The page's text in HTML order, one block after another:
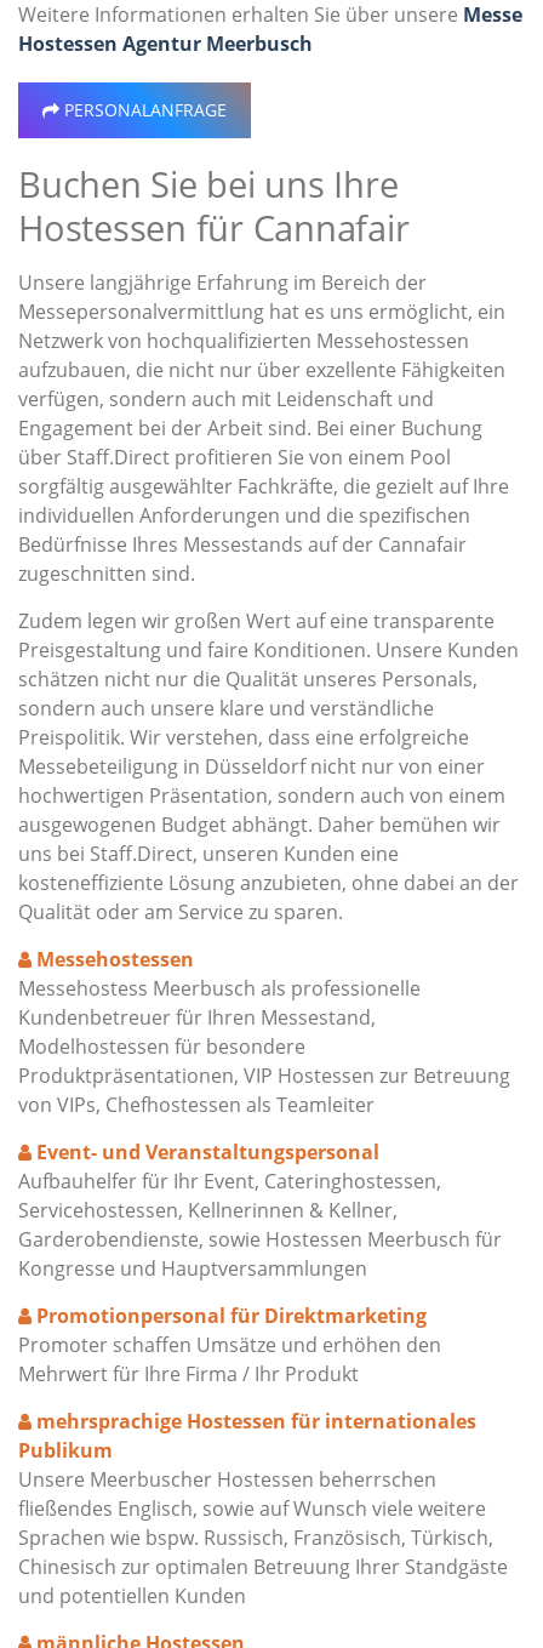
Weitere Informationen erhalten Sie über unsere Messe
Hostessen Agentur Meerbusch
PERSONALANFRAGE
Buchen Sie bei uns Ihre
Hostessen für Cannafair
Unsere langjährige Erfahrung im Bereich der
Messepersonalvermittlung hat es uns ermöglicht, ein
Netzwerk von hochqualifizierten Messehostessen
aufzubauen, die nicht nur über exzellente Fähigkeiten
verfügen, sondern auch mit Leidenschaft und
Engagement bei der Arbeit sind. Bei einer Buchung
über Staff.Direct profitieren Sie von einem Pool
sorgfältig ausgewählter Fachkräfte, die gezielt auf Ihre
individuellen Anforderungen und die spezifischen
Bedürfnisse Ihres Messestands auf der Cannafair
zugeschnitten sind.
Zudem legen wir großen Wert auf eine transparente
Preisgestaltung und faire Konditionen. Unsere Kunden
schätzen nicht nur die Qualität unseres Personals,
sondern auch unsere klare und verständliche
Preispolitik. Wir verstehen, dass eine erfolgreiche
Messebeteiligung in Düsseldorf nicht nur von einer
hochwertigen Präsentation, sondern auch von einem
ausgewogenen Budget abhängt. Daher bemühen wir
uns bei Staff.Direct, unseren Kunden eine
kosteneffiziente Lösung anzubieten, ohne dabei an der
Qualität oder am Service zu sparen.
Messehostessen
Messehostess Meerbusch als professionelle
Kundenbetreuer für Ihren Messestand,
Modelhostessen für besondere
Produktpräsentationen, VIP Hostessen zur Betreuung
von VIPs, Chefhostessen als Teamleiter
Event- und Veranstaltungspersonal
Aufbauhelfer für Ihr Event, Cateringhostessen,
Servicehostessen, Kellnerinnen & Kellner,
Garderobendienste, sowie Hostessen Meerbusch für
Kongresse und Hauptversammlungen
Promotionpersonal für Direktmarketing
Promoter schaffen Umsätze und erhöhen den
Mehrwert für Ihre Firma / Ihr Produkt
mehrsprachige Hostessen für internationales
Publikum
Unsere Meerbuscher Hostessen beherrschen
fließendes Englisch, sowie auf Wunsch viele weitere
Sprachen wie bspw. Russisch, Französisch, Türkisch,
Chinesisch zur optimalen Betreuung Ihrer Standgäste
und potentiellen Kunden